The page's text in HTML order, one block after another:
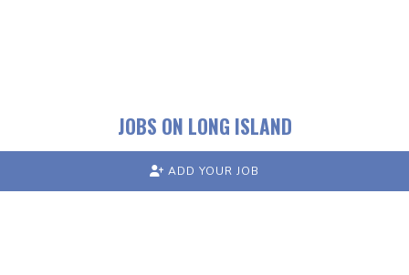
JOBS ON LONG ISLAND
ADD YOUR JOB